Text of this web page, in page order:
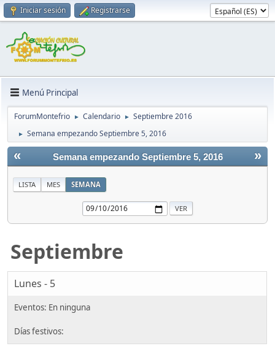
Iniciar sesión Registrarse
Menú Principal
ForumMontefrio ► Calendario ► Septiembre 2016
► Semana empezando Septiembre 5, 2016
« »
Semana empezando Septiembre 5, 2016
LISTA MES SEMANA
Septiembre
Lunes - 5